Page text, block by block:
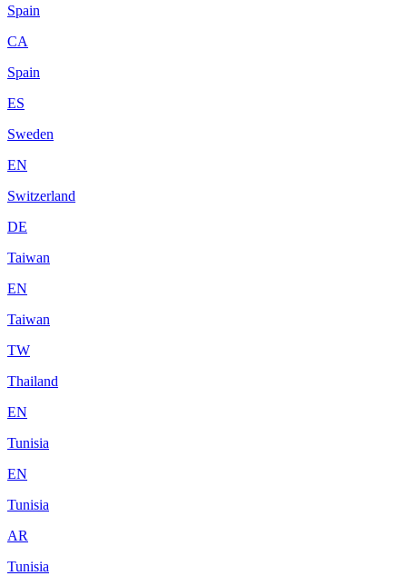
Spain
CA
Spain
ES
Sweden
EN
Switzerland
DE
Taiwan
EN
Taiwan
TW
Thailand
EN
Tunisia
EN
Tunisia
AR
Tunisia